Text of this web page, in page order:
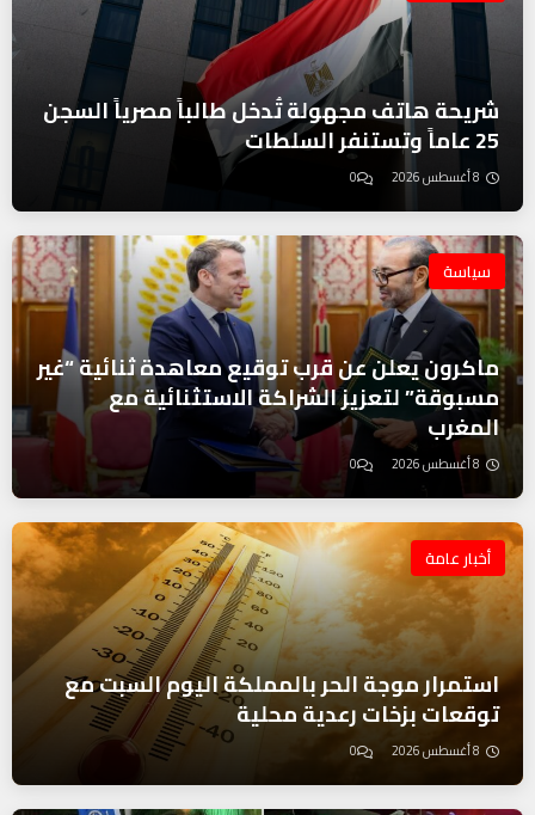
شريحة هاتف مجهولة تُدخل طالباً مصرياً السجن
25 عاماً وتستنفر السلطات
8 أغسطس 2026 0
سياسة
ماكرون يعلن عن قرب توقيع معاهدة ثنائية “غير
مسبوقة” لتعزيز الشراكة الاستثنائية مع
المغرب
8 أغسطس 2026 0
أخبار عامة
استمرار موجة الحر بالمملكة اليوم السبت مع
توقعات بزخات رعدية محلية
8 أغسطس 2026 0